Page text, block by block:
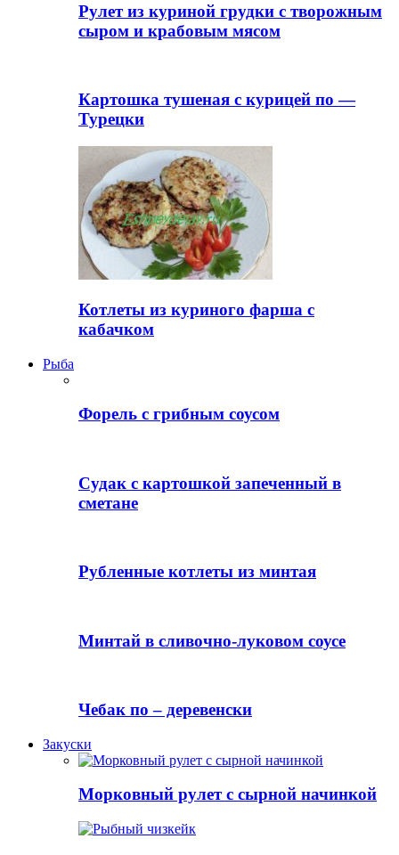
Рулет из куриной грудки с творожным
сыром и крабовым мясом
Картошка тушеная с курицей по —
Турецки
Котлеты из куриного фарша с
кабачком
Рыба
Форель с грибным соусом
Судак с картошкой запеченный в
сметане
Рубленные котлеты из минтая
Минтай в сливочно-луковом соусе
Чебак по – деревенски
Закуски
Морковный рулет с сырной начинкой